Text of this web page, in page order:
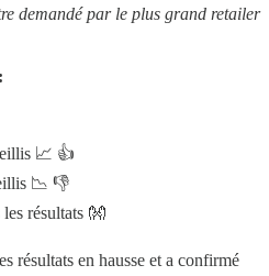
demandé par le plus grand retailer
📈 👍
📉 👎
résultats 👐
résultats en hausse et a confirmé